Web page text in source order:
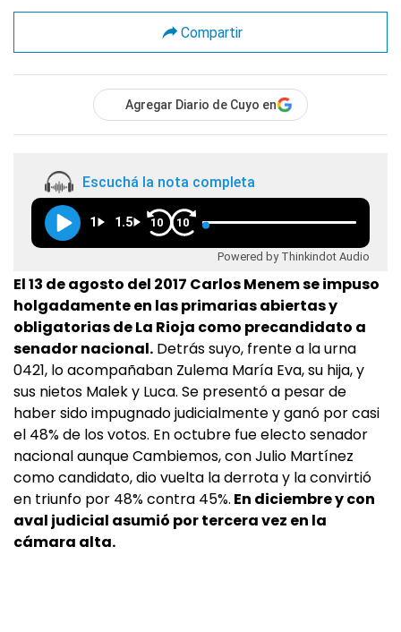
Compartir
Agregar Diario de Cuyo en
Escuchá la nota completa
1 1.5 10 10
Powered by Thinkindot Audio
El 13 de agosto del 2017 Carlos Menem se impuso
holgadamente en las primarias abiertas y
obligatorias de La Rioja como precandidato a
senador nacional. Detrás suyo, frente a la urna
0421, lo acompañaban Zulema María Eva, su hija, y
sus nietos Malek y Luca. Se presentó a pesar de
haber sido impugnado judicialmente y ganó por casi
el 48% de los votos. En octubre fue electo senador
nacional aunque Cambiemos, con Julio Martínez
como candidato, dio vuelta la derrota y la convirtió
en triunfo por 48% contra 45%. En diciembre y con
aval judicial asumió por tercera vez en la
cámara alta.